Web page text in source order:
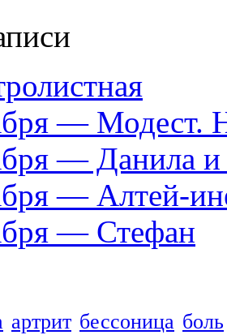
— Модест.
— Данила
— Алтей-
— Стефан
артрит бессоница боль